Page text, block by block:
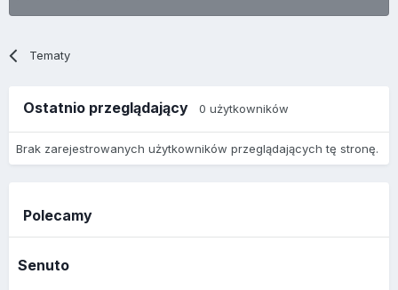
Tematy
Ostatnio przeglądający 0 użytkowników
Brak zarejestrowanych użytkowników przeglądających tę stronę.
Polecamy
Senuto